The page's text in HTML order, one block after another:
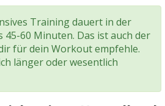
Training dauert in der
45-60 Minuten. Das ist auch der
für dein Workout empfehle.
länger oder wesentlich